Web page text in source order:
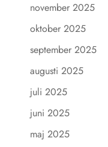
november 2025
oktober 2025
september 2025
augusti 2025
juli 2025
juni 2025
maj 2025